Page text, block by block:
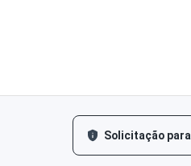
Solicitação